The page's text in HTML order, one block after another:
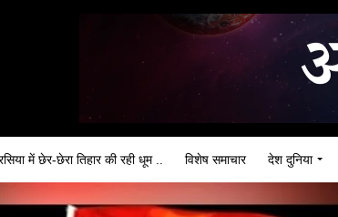
में छेर-छेरा तिहार की रही धूम .. विशेष समाचार देश दुनिया